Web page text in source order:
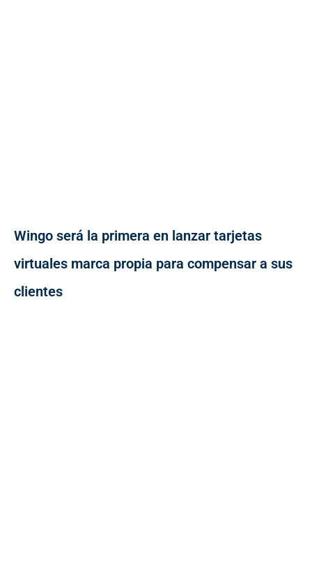
Wingo será la primera en lanzar tarjetas
virtuales marca propia para compensar a sus
clientes